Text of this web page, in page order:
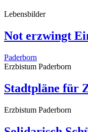
Lebensbilder
Not erzwingt
Paderborn
Erzbistum Paderborn
Stadtpläne für
Erzbistum Paderborn